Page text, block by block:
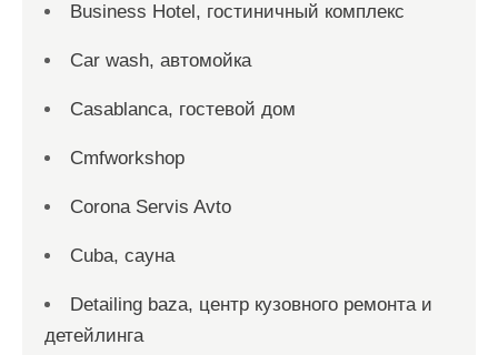
Business Hotel, гостиничный комплекс
Car wash, автомойка
Casablanca, гостевой дом
Cmfworkshop
Corona Servis Avto
Cuba, сауна
Detailing baza, центр кузовного ремонта и
детейлинга